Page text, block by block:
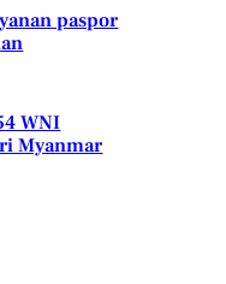
paspor
WNI
Myanmar